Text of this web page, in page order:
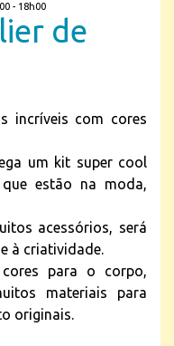
- 18h00
de
incríveis com cores
um kit super cool
estão na moda,
acessórios, será
à criatividade.
para o corpo,
materiais para
originais.